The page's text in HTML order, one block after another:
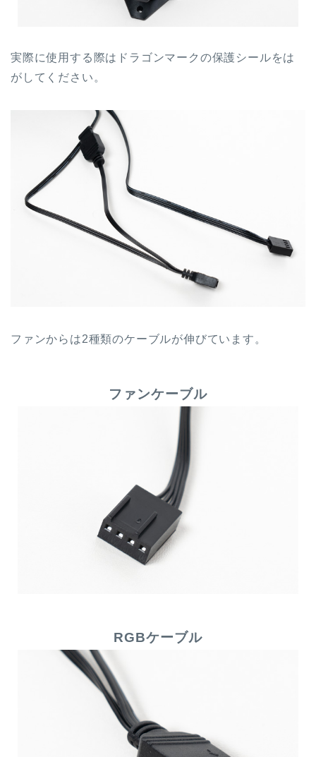
実際に使用する際はドラゴンマークの保護シールをは
がしてください。
ファンからは2種類のケーブルが伸びています。
ファンケーブル
RGBケーブル